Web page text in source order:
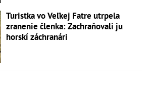
Turistka vo Veľkej Fatre utrpela
zranenie členka: Zachraňovali ju
horskí záchranári